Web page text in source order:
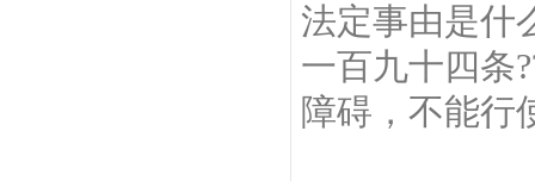
法定事由是什
一百九十四条
障碍，不能行